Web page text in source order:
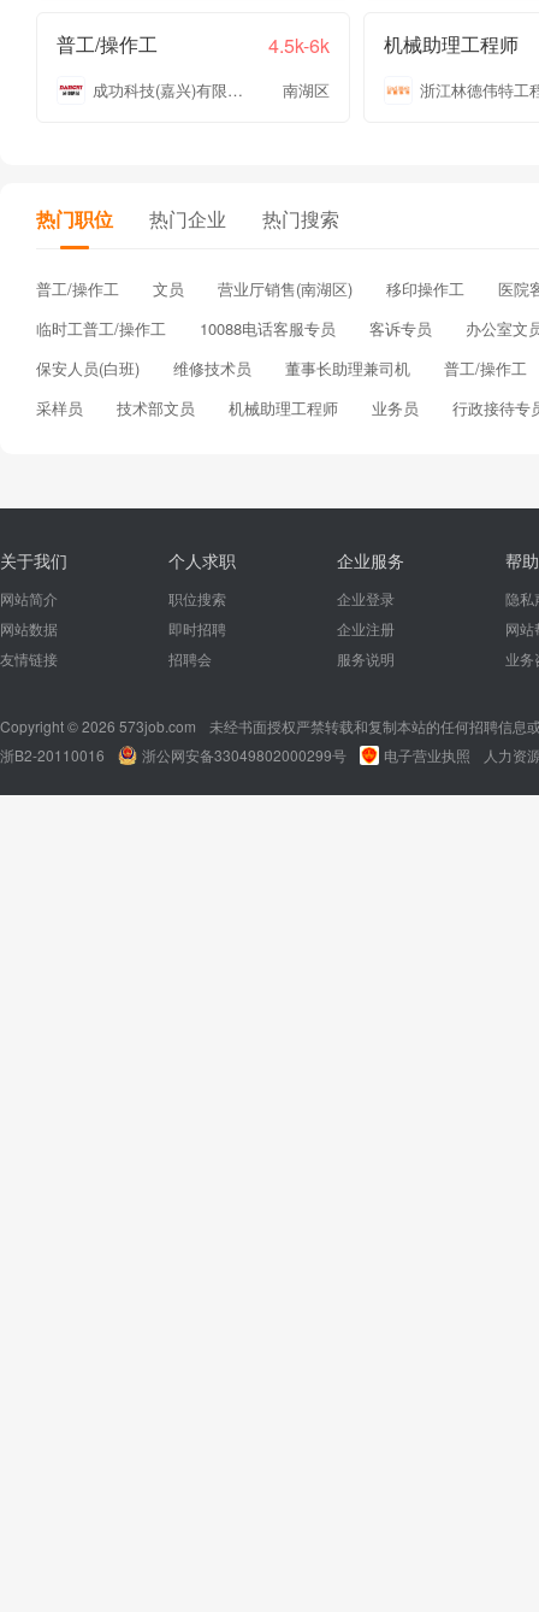
普工/操作工 4.5k-6k
成功科技(嘉兴)有限公司 南湖区
机械助理工程师
热门职位 热门企业 热门搜索
普工/操作工 文员 营业厅销售(南湖区) 移印操作工
医院
临时工普工/操作工
10088电话客服专员 客诉专员
办公室文
保安人员(白班)
维修技术员 董事长助理兼司机
普工/操作工
采样员
技术部文员 机械助理工程师 业务员 行政接待专
关于我们
网站简介
网站数据
友情链接
个人求职
职位搜索
即时招聘
招聘会
企业服务
企业登录
企业注册
服务说明
帮
隐私
网站
业务
Copyright © 2026 573job.com
未经书面授权严禁转载和复制本站的任何招聘信息
浙B2-20110016
浙公网安备33049802000299号 电子营业执照 人力资